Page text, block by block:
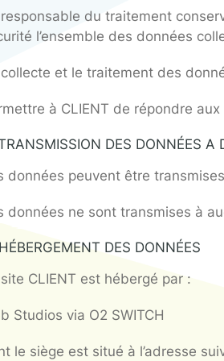
DANS LE CADRE
A. DONNÉES COLLECTÉES
Les données à caractère
Dénomination de
Ces données sont
Le responsable du
La collecte et le traitement